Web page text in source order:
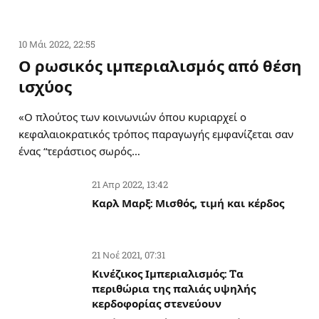
10 Μάι 2022, 22:55
Ο ρωσικός ιμπεριαλισμός από θέση
ισχύος
«Ο πλούτος των κοινωνιών όπου κυριαρχεί ο
κεφαλαιοκρατικός τρόπος παραγωγής εμφανίζεται σαν
ένας “τεράστιος σωρός…
21 Απρ 2022, 13:42
Καρλ Μαρξ: Μισθός, τιμή και κέρδος
21 Νοέ 2021, 07:31
Κινέζικος Ιμπεριαλισμός: Tα
περιθώρια της παλιάς υψηλής
κερδοφορίας στενεύουν